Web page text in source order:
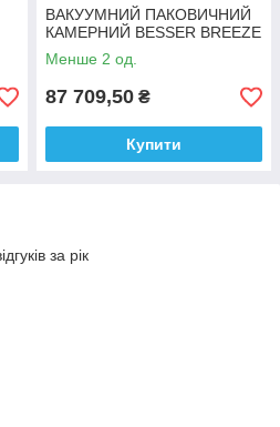
ВАКУУМНИЙ ПАКОВИЧНИЙ
КАМЕРНИЙ BESSER BREEZE
Менше 2 од.
87 709,50 ₴
Купити
за рік